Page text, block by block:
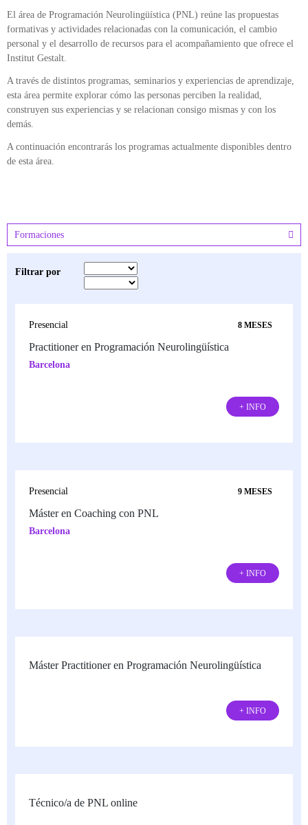
ÁREA DE CORPORAL
ÁREA DE INTERVENCIÓN ESTRATÉGICA
ÁREA ONLINE
El área de Programación Neurolingüística (PNL) reúne las propuestas
formativas y actividades relacionadas con la comunicación, el cambio
personal y el desarrollo de recursos para el acompañamiento que ofrece el
Institut Gestalt.
A través de distintos programas, seminarios y experiencias de aprendizaje,
esta área permite explorar cómo las personas perciben la realidad,
construyen sus experiencias y se relacionan consigo mismas y con los
demás.
A continuación encontrarás los programas actualmente disponibles dentro
de esta área.
Formaciones
Filtrar por
Presencial 8 MESES
Practitioner en Programación Neurolingüística
Barcelona
+ INFO
Presencial 9 MESES
Máster en Coaching con PNL
Barcelona
+ INFO
Máster Practitioner en Programación Neurolingüística
+ INFO
Técnico/a de PNL online